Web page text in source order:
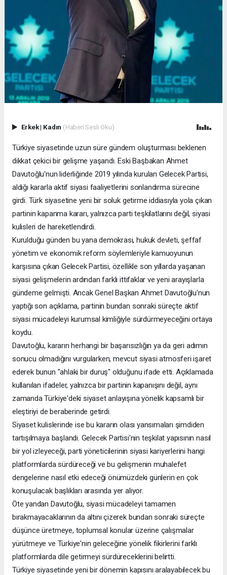
Erkek| Kadın (Haberi Sesli Oku)
Türkiye siyasetinde uzun süre gündem oluşturması beklenen
dikkat çekici bir gelişme yaşandı. Eski Başbakan Ahmet
Davutoğlu'nun liderliğinde 2019 yılında kurulan Gelecek Partisi,
aldığı kararla aktif siyasi faaliyetlerini sonlandırma sürecine
girdi. Türk siyasetine yeni bir soluk getirme iddiasıyla yola çıkan
partinin kapanma kararı, yalnızca parti teşkilatlarını değil, siyasi
kulisleri de hareketlendirdi.
Kurulduğu günden bu yana demokrasi, hukuk devleti, şeffaf
yönetim ve ekonomik reform söylemleriyle kamuoyunun
karşısına çıkan Gelecek Partisi, özellikle son yıllarda yaşanan
siyasi gelişmelerin ardından farklı ittifaklar ve yeni arayışlarla
gündeme gelmişti. Ancak Genel Başkan Ahmet Davutoğlu'nun
yaptığı son açıklama, partinin bundan sonraki süreçte aktif
siyasi mücadeleyi kurumsal kimliğiyle sürdürmeyeceğini ortaya
koydu.
Davutoğlu, kararın herhangi bir başarısızlığın ya da geri adımın
sonucu olmadığını vurgularken, mevcut siyasi atmosferi işaret
ederek bunun "ahlaki bir duruş" olduğunu ifade etti. Açıklamada
kullanılan ifadeler, yalnızca bir partinin kapanışını değil, aynı
zamanda Türkiye'deki siyaset anlayışına yönelik kapsamlı bir
eleştiriyi de beraberinde getirdi.
Siyaset kulislerinde ise bu kararın olası yansımaları şimdiden
tartışılmaya başlandı. Gelecek Partisi'nin teşkilat yapısının nasıl
bir yol izleyeceği, parti yöneticilerinin siyasi kariyerlerini hangi
platformlarda sürdüreceği ve bu gelişmenin muhalefet
dengelerine nasıl etki edeceği önümüzdeki günlerin en çok
konuşulacak başlıkları arasında yer alıyor.
Öte yandan Davutoğlu, siyasi mücadeleyi tamamen
bırakmayacaklarının da altını çizerek bundan sonraki süreçte
düşünce üretmeye, toplumsal konular üzerine çalışmalar
yürütmeye ve Türkiye'nin geleceğine yönelik fikirlerini farklı
platformlarda dile getirmeyi sürdüreceklerini belirtti.
Türkiye siyasetinde yeni bir dönemin kapısını aralayabilecek bu